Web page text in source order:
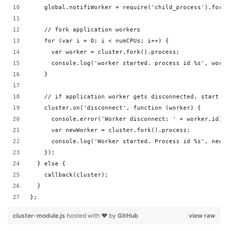
global.notifiWorker =
    // fork application workers
    for (var i = 0; i < numCPUs; i++) {
      var worker = cluster.fork().process;
console.log('worker started. process id %s',
    }
// if application worker gets disconnected, start
    cluster.on('disconnect', function (worker) {
      console.error('Worker disconnect: ' + worker.id);
      var newWorker = cluster.fork().process;
console.log('Worker started. Process id %s',
    });
  } else {
    callback(cluster);
  }
};
view raw
cluster-module.js hosted with ❤ by GitHub